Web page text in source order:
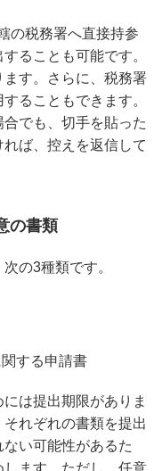
の税務署へ直接持参
ることも可能です。
す。さらに、税務署
ることもできます。
でも、切手を貼った
ば、控えを返信して
の書類
の3種類です。
する申請書
は提出期限がありま
れぞれの書類を提出
い可能性があるた
ます。ただし、任意